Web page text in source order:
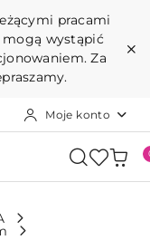
pracami
wystąpić
Za
Moje konto